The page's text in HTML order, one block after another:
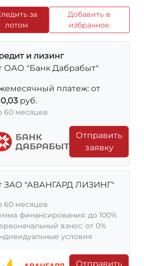
за
лотом
Добавить в
избранное
и лизинг
ОАО "Банк Дабрабыт"
платеж: от
руб.
60 месяцев
Отправить
заявку
ЗАО "АВАНГАРД ЛИЗИНГ"
60 месяцев
финансирования: до 100%
взнос: от 0%
условия
Отправить